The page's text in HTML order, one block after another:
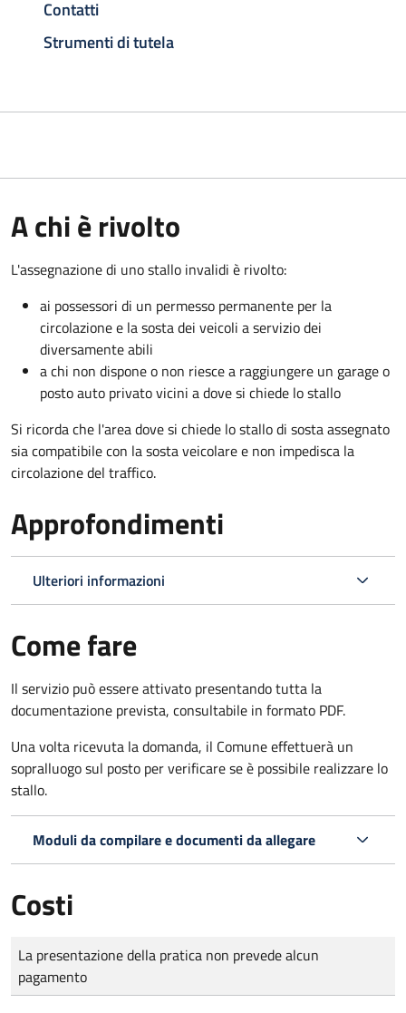
Contatti
Strumenti di tutela
A chi è rivolto
L'assegnazione di uno stallo invalidi è rivolto:
ai possessori di un permesso permanente per la
circolazione e la sosta dei veicoli a servizio dei
diversamente abili
a chi non dispone o non riesce a raggiungere un garage o
posto auto privato vicini a dove si chiede lo stallo
Si ricorda che l'area dove si chiede lo stallo di sosta assegnato
sia compatibile con la sosta veicolare e non impedisca la
circolazione del traffico.
Approfondimenti
Ulteriori informazioni
Come fare
Il servizio può essere attivato presentando tutta la
documentazione prevista, consultabile in formato PDF.
Una volta ricevuta la domanda, il Comune effettuerà un
sopralluogo sul posto per verificare se è possibile realizzare lo
stallo.
Moduli da compilare e documenti da allegare
Costi
Tipo di pagamento
Importo
La presentazione della pratica non prevede alcun
pagamento